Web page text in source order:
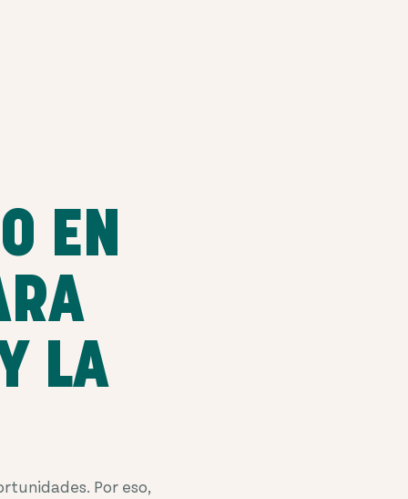
EN
LA
Por eso,